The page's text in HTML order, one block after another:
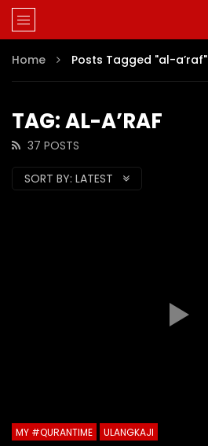
Home Posts Tagged "al-a’raf"
TAG: AL-A’RAF
37 POSTS
SORT BY: LATEST
MY #QURANTIME ULANGKAJI